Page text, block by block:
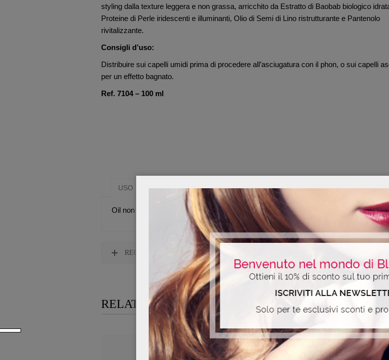
styling dalla texture leggera e non grassa, arricchito da Estratto di Baobab biologico
Proteine di Perle iridescenti e illuminanti, Olio di Semi di Lino ristrutturante e Pantenolo
rivitalizzante.
Consigli d’uso:
Distribuire sui capelli umidi prima di procedere all’asciugatura con il phon, o sui capelli
per un effetto bagnato.
Ref. 7104 – 100 ml
USO
Oil non oil ideale per illuminare le chiome opache e spente.
SOSTANZE FUNZIONALI TIPS
RECENSIONI
RELATED PRODUCTS